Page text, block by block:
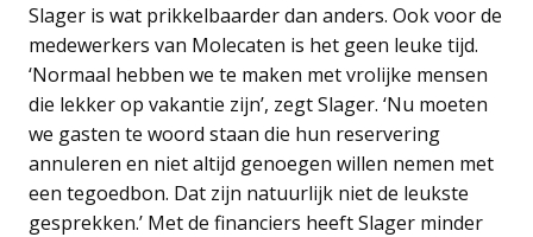
Slager is wat prikkelbaarder dan anders. Ook voor de
medewerkers van Molecaten is het geen leuke tijd.
‘Normaal hebben we te maken met vrolijke mensen
die lekker op vakantie zijn’, zegt Slager. ‘Nu moeten
we gasten te woord staan die hun reservering
annuleren en niet altijd genoegen willen nemen met
een tegoedbon. Dat zijn natuurlijk niet de leukste
gesprekken.’ Met de financiers heeft Slager minder